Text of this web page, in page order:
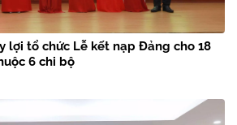
lợi tổ chức Lễ kết nạp Đảng cho 18
6 chi bộ